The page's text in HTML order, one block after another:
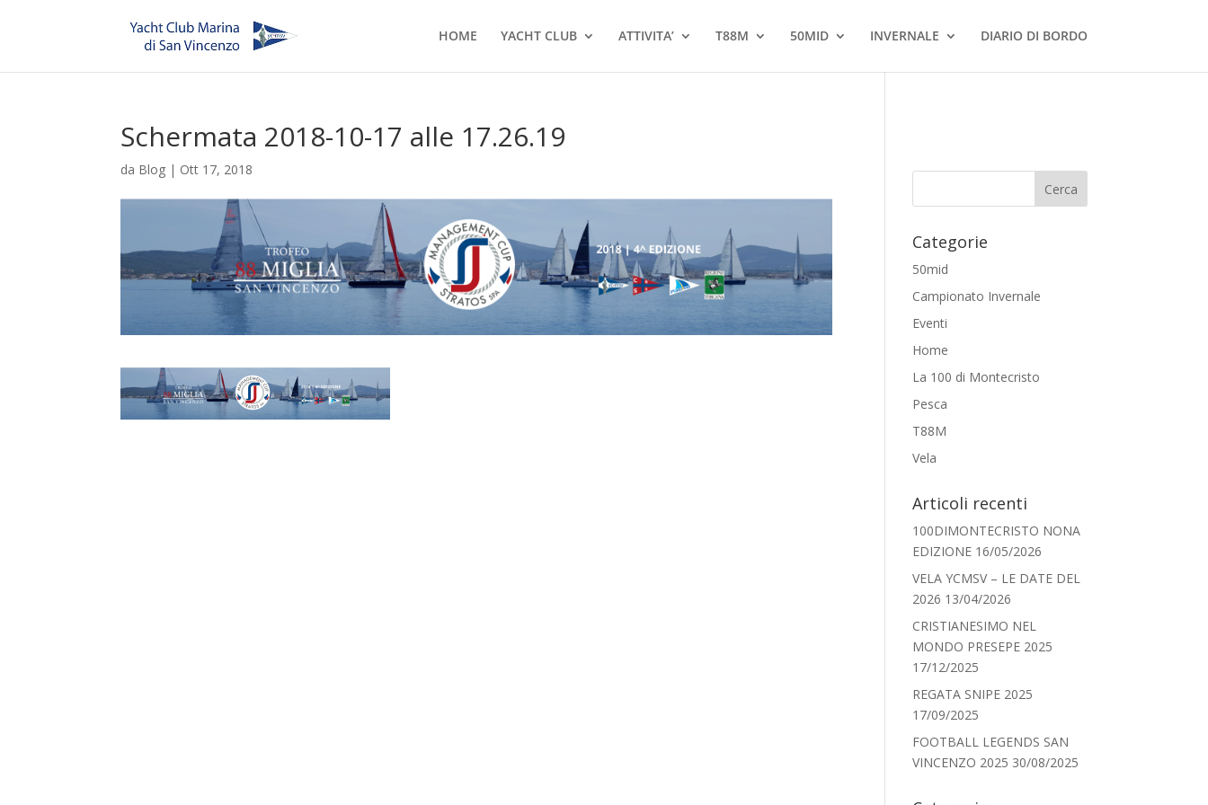
HOME YACHT CLUB ATTIVITA’ T88M 50MID INVERNALE DIARIO DI BORDO
Schermata 2018-10-17 alle 17.26.19
da Blog | Ott 17, 2018
Categorie
50mid
Campionato Invernale
Eventi
Home
La 100 di Montecristo
Pesca
T88M
Vela
Articoli recenti
100DIMONTECRISTO NONA
EDIZIONE 16/05/2026
VELA YCMSV – LE DATE DEL
2026 13/04/2026
CRISTIANESIMO NEL
MONDO PRESEPE 2025
17/12/2025
REGATA SNIPE 2025
17/09/2025
FOOTBALL LEGENDS SAN
VINCENZO 2025 30/08/2025